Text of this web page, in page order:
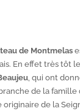
de Montmelas
En effet très tôt
, qui ont
de la famille
de la